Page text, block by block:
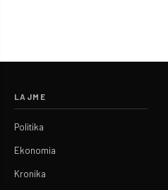
LAJME
Politika
Ekonomia
Kronika